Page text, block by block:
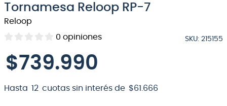
Tornamesa Reloop RP-7
Reloop
0 opiniones SKU: 215155
$739.990
Hasta 12 cuotas sin interés de $61 666
7.
teclado
.
micrófono
10. violin